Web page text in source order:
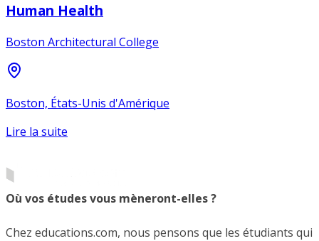
Human Health
Boston Architectural College
Boston, États-Unis d'Amérique
Lire la suite
Où vos études vous mèneront-elles ?
Chez educations.com, nous pensons que les étudiants qui